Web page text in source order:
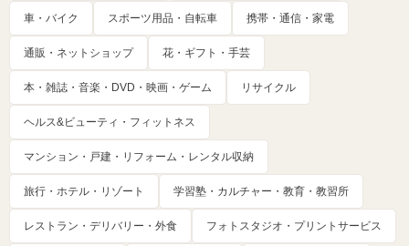
車・バイク スポーツ用品・自転車 携帯・通信・家電
通販・ネットショップ 花・ギフト・手芸
本・雑誌・音楽・DVD・映画・ゲーム リサイクル
ヘルス&ビューティ・フィットネス
マンション・戸建・リフォーム・レンタル収納
旅行・ホテル・リゾート 学習塾・カルチャー・教育・教習所
レストラン・デリバリー・外食 フォトスタジオ・プリントサービス